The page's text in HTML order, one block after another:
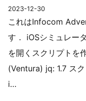
2023-12-30
これはInfocom
す． iOSシミュレー
を開くスクリプトを
(Ventura) jq: 1.7 ス
i…